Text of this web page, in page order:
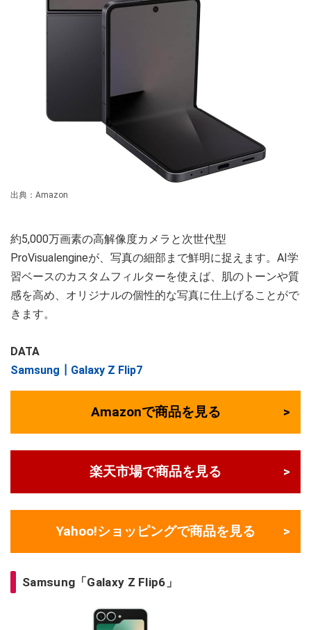
出典：Amazon
約5,000万画素の高解像度カメラと次世代型
ProVisualengineが、写真の細部まで鮮明に捉えます。AI学
習ベースのカスタムフィルターを使えば、肌のトーンや質
感を高め、オリジナルの個性的な写真に仕上げることがで
きます。
DATA
Samsung┃Galaxy Z Flip7
Amazonで商品を見る
楽天市場で商品を見る
Yahoo!ショッピングで商品を見る
Samsung「Galaxy Z Flip6」